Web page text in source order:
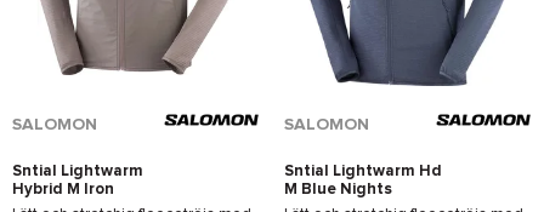
SALOMON
Sntial Lightwarm
Hybrid M Iron
SALOMON
Sntial Lightwarm Hd
M Blue Nights